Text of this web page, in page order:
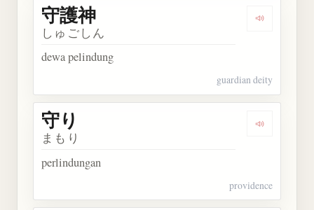
Dengarkan
守護神
しゅごしん
dewa pelindung
guardian deity
Dengarkan
守り
まもり
perlindungan
providence